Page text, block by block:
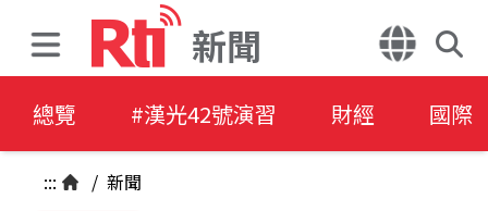
新聞
總覽 #漢光42號演習 財經 國際
::: / 新聞